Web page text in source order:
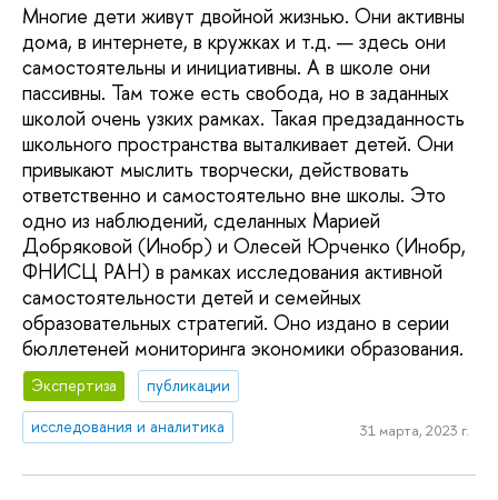
Многие дети живут двойной жизнью. Они активны
дома, в интернете, в кружках и т.д. — здесь они
самостоятельны и инициативны. А в школе они
пассивны. Там тоже есть свобода, но в заданных
школой очень узких рамках. Такая предзаданность
школьного пространства выталкивает детей. Они
привыкают мыслить творчески, действовать
ответственно и самостоятельно вне школы. Это
одно из наблюдений, сделанных Марией
Добряковой (Инобр) и Олесей Юрченко (Инобр,
ФНИСЦ РАН) в рамках исследования активной
самостоятельности детей и семейных
образовательных стратегий. Оно издано в серии
бюллетеней мониторинга экономики образования.
Экспертиза
публикации
исследования и аналитика
31 марта, 2023 г.